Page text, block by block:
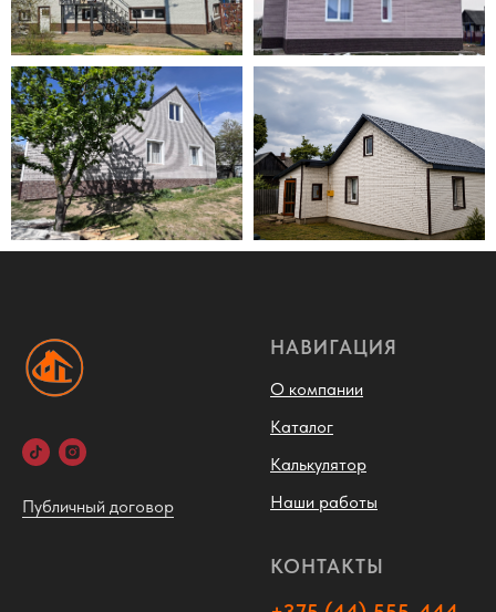
Публичный договор
НАВИГАЦИЯ
О компании
Каталог
Калькулятор
Наши работы
КОНТАКТЫ